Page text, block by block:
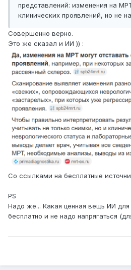
представлений: изменения на
клинических проявлений, но не
Совершенно верно.
Это же сказал и ИИ )) :
Со ссылками на бесплатные
PS
Надо же... Какая ценная вещь ИИ
бесплатно и не надо напрягаться